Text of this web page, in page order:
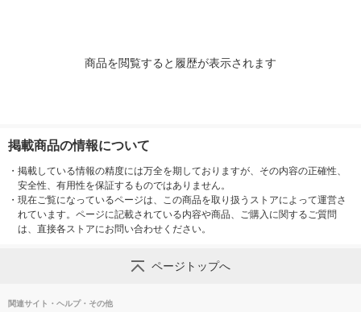
商品を閲覧すると履歴が表示されます
掲載商品の情報について
・ 掲載している情報の精度には万全を期しておりますが、その内容の正確性、
安全性、有用性を保証するものではありません。
・ 現在ご覧になっているページは、この商品を取り扱うストアによって運営さ
れています。ページに記載されている内容や商品、ご購入に関するご質問
は、直接各ストアにお問い合わせください。
ページトップへ
関連サイト・ヘルプ・その他